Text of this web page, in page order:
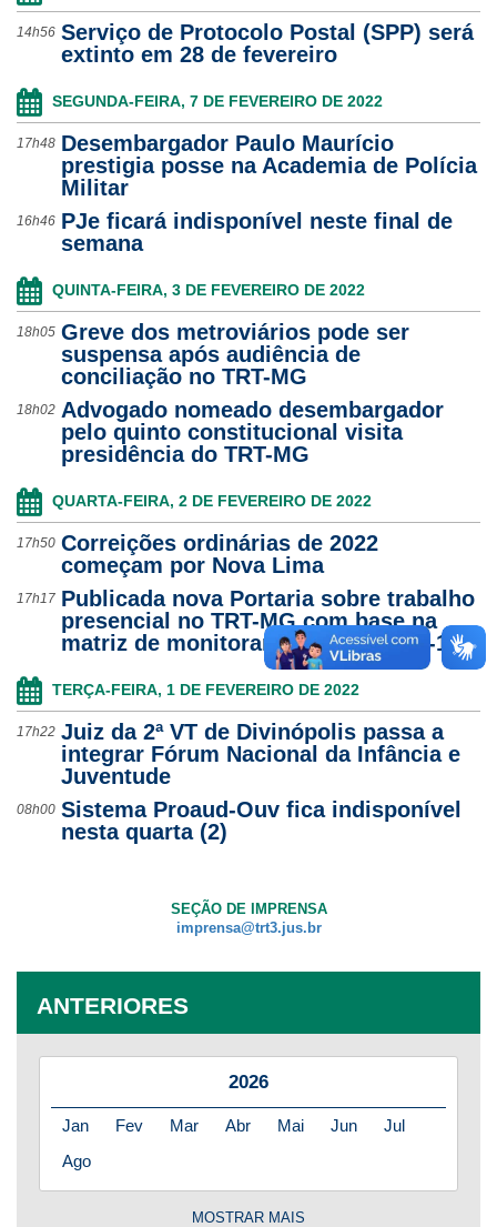
14h56 Serviço de Protocolo Postal (SPP) será
extinto em 28 de fevereiro
SEGUNDA-FEIRA, 7 DE FEVEREIRO DE 2022
17h48 Desembargador Paulo Maurício
prestigia posse na Academia de Polícia
Militar
16h46 PJe ficará indisponível neste final de
semana
QUINTA-FEIRA, 3 DE FEVEREIRO DE 2022
18h05 Greve dos metroviários pode ser
suspensa após audiência de
conciliação no TRT-MG
18h02 Advogado nomeado desembargador
pelo quinto constitucional visita
presidência do TRT-MG
QUARTA-FEIRA, 2 DE FEVEREIRO DE 2022
17h50 Correições ordinárias de 2022
começam por Nova Lima
17h17 Publicada nova Portaria sobre trabalho
presencial no TRT-MG com base na
matriz de monitoramento da Covid-19
TERÇA-FEIRA, 1 DE FEVEREIRO DE 2022
17h22 Juiz da 2ª VT de Divinópolis passa a
integrar Fórum Nacional da Infância e
Juventude
08h00 Sistema Proaud-Ouv fica indisponível
nesta quarta (2)
SEÇÃO DE IMPRENSA
imprensa@trt3.jus.br
ANTERIORES
2026
Jan Fev Mar Abr Mai Jun
Jul
Ago
MOSTRAR MAIS